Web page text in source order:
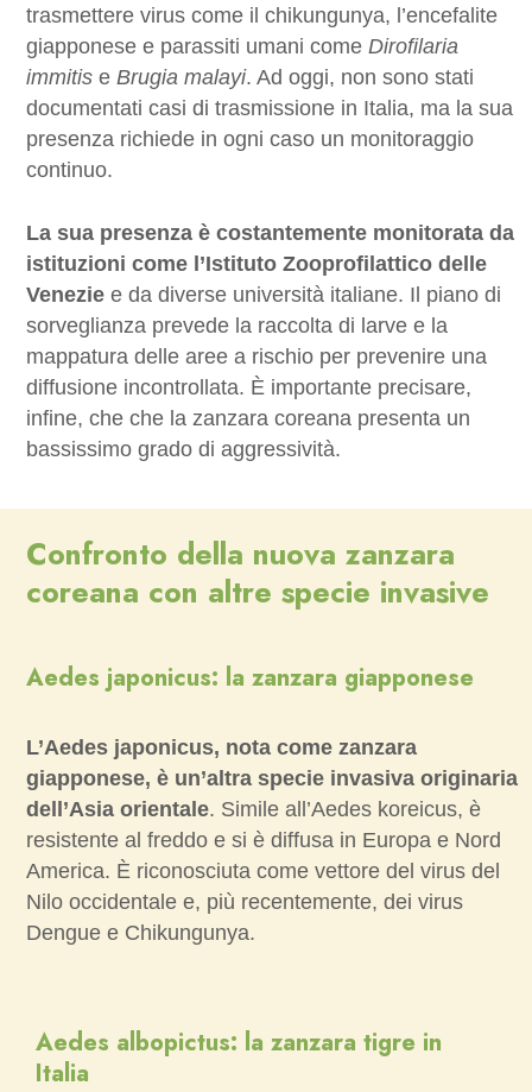
trasmettere virus come il chikungunya, l’encefalite
giapponese e parassiti umani come Dirofilaria
immitis e Brugia malayi. Ad oggi, non sono stati
documentati casi di trasmissione in Italia, ma la sua
presenza richiede in ogni caso un monitoraggio
continuo.
La sua presenza è costantemente monitorata da
istituzioni come l’Istituto Zooprofilattico delle
Venezie e da diverse università italiane. Il piano di
sorveglianza prevede la raccolta di larve e la
mappatura delle aree a rischio per prevenire una
diffusione incontrollata. È importante precisare,
infine, che che la zanzara coreana presenta un
bassissimo grado di aggressività.
Confronto della nuova zanzara
coreana con altre specie invasive
Aedes japonicus: la zanzara giapponese
L’Aedes japonicus, nota come zanzara
giapponese, è un’altra specie invasiva originaria
dell’Asia orientale. Simile all’Aedes koreicus, è
resistente al freddo e si è diffusa in Europa e Nord
America. È riconosciuta come vettore del virus del
Nilo occidentale e, più recentemente, dei virus
Dengue e Chikungunya.
Aedes albopictus: la zanzara tigre in
Italia